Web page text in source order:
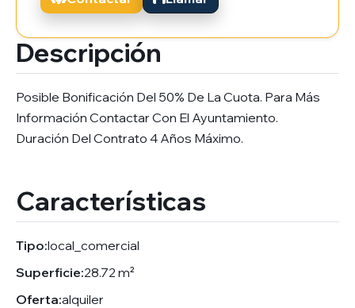
Descripción
Posible Bonificación Del 50% De La Cuota. Para Más
Información Contactar Con El Ayuntamiento.
Duración Del Contrato 4 Años Máximo.
Características
Tipo:local_comercial
Superficie:28.72 m²
Oferta:alquiler